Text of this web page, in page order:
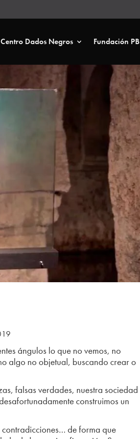
Centro Dados Negros Fundación PB
ángulos lo que no vemos, no
algo no objetual, buscando crear o
falsas verdades, nuestra sociedad
construimos un
de forma que